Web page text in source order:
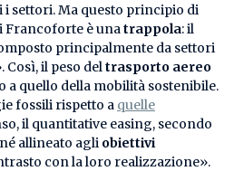
i settori. Ma questo principio di
Francoforte è unatrappola: il
principalmente da settori
Così, il peso deltrasporto aereo
a quello della mobilità sostenibile.
fossili rispetto a quelle
il quantitative easing, secondo
allineato agli obiettivi
con la loro realizzazione».